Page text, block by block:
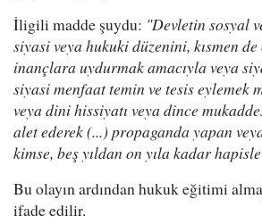
İligili madde şuydu: "Devletin sosyal
siyasi veya hukuki düzenini, kısmen
inançlara uydurmak amacıyla veya
siyasi menfaat temin ve tesis eylemek
veya dini hissiyatı veya dince
alet ederek (...) propaganda yapan
kimse, beş yıldan on yıla kadar
Bu olayın ardından hukuk eğitimi
ifade edilir.